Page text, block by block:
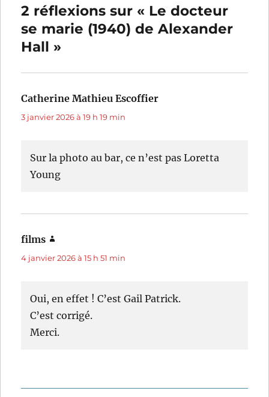
2 réflexions sur « Le docteur
se marie (1940) de Alexander
Hall »
Catherine Mathieu Escoffier
3 janvier 2026 à 19 h 19 min
Sur la photo au bar, ce n’est pas Loretta
Young
films
4 janvier 2026 à 15 h 51 min
Oui, en effet ! C’est Gail Patrick.
C’est corrigé.
Merci.